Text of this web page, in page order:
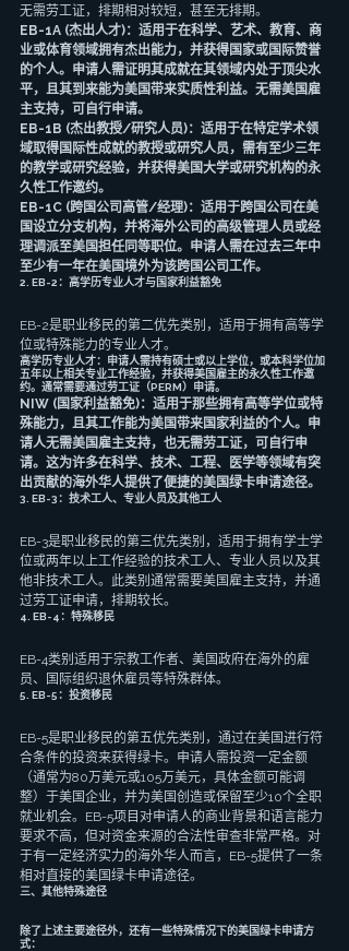
无需劳工证，排期相对较短，甚至无排期。
EB-1A (杰出人才)：适用于在科学、艺术、教育、商
业或体育领域拥有杰出能力，并获得国家或国际赞誉
的个人。申请人需证明其成就在其领域内处于顶尖水
平，且其到来能为美国带来实质性利益。无需美国雇
主支持，可自行申请。
EB-1B (杰出教授/研究人员)：适用于在特定学术领
域取得国际性成就的教授或研究人员，需有至少三年
的教学或研究经验，并获得美国大学或研究机构的永
久性工作邀约。
EB-1C (跨国公司高管/经理)：适用于跨国公司在美
国设立分支机构，并将海外公司的高级管理人员或经
理调派至美国担任同等职位。申请人需在过去三年中
至少有一年在美国境外为该跨国公司工作。
2. EB-2：高学历专业人才与国家利益豁免
EB-2是职业移民的第二优先类别，适用于拥有高等学
位或特殊能力的专业人才。
高学历专业人才：申请人需持有硕士或以上学位，或本科学位加
五年以上相关专业工作经验，并获得美国雇主的永久性工作邀
约。通常需要通过劳工证（PERM）申请。
NIW (国家利益豁免)：适用于那些拥有高等学位或特
殊能力，且其工作能为美国带来国家利益的个人。申
请人无需美国雇主支持，也无需劳工证，可自行申
请。这为许多在科学、技术、工程、医学等领域有突
出贡献的海外华人提供了便捷的美国绿卡申请途径。
3. EB-3：技术工人、专业人员及其他工人
EB-3是职业移民的第三优先类别，适用于拥有学士学
位或两年以上工作经验的技术工人、专业人员以及其
他非技术工人。此类别通常需要美国雇主支持，并通
过劳工证申请，排期较长。
4. EB-4：特殊移民
EB-4类别适用于宗教工作者、美国政府在海外的雇
员、国际组织退休雇员等特殊群体。
5. EB-5：投资移民
EB-5是职业移民的第五优先类别，通过在美国进行符
合条件的投资来获得绿卡。申请人需投资一定金额
（通常为80万美元或105万美元，具体金额可能调
整）于美国企业，并为美国创造或保留至少10个全职
就业机会。EB-5项目对申请人的商业背景和语言能力
要求不高，但对资金来源的合法性审查非常严格。对
于有一定经济实力的海外华人而言，EB-5提供了一条
相对直接的美国绿卡申请途径。
三、其他特殊途径
除了上述主要途径外，还有一些特殊情况下的美国绿卡申请方
式：